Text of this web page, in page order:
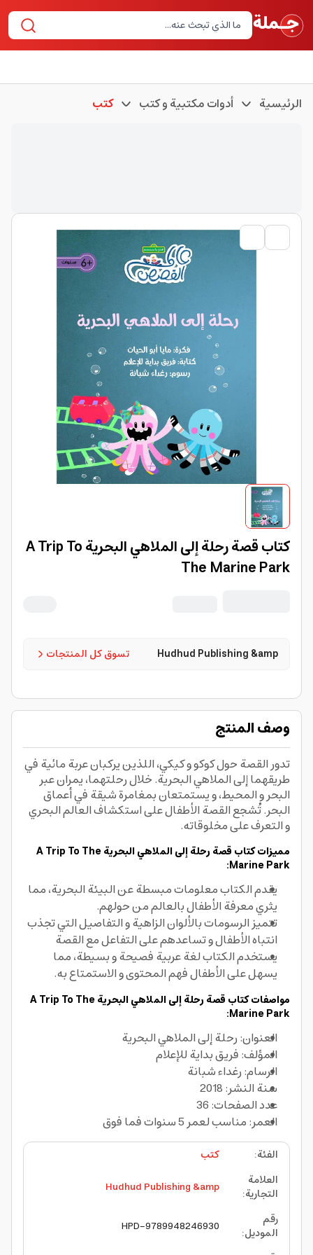
الرئيسية أدوات مكتبية و كتب كتب
كتاب قصة رحلة إلى الملاهي البحرية A Trip To
The Marine Park
تسوق كل المنتجات Hudhud Publishing &amp
وصف المنتج
تدور القصة حول كوكو و كيكي، اللذين يركبان عربة مائية في
طريقهما إلى الملاهي البحرية. خلال رحلتهما، يمران عبر
البحر و المحيط، و يستمتعان بمغامرة شيقة في أعماق
البحر. تُشجع القصة الأطفال على استكشاف العالم البحري
و التعرف على مخلوقاته.
مميزات كتاب قصة رحلة إلى الملاهي البحرية A Trip To The
Marine Park:
يقدم الكتاب معلومات مبسطة عن البيئة البحرية، مما
يثري معرفة الأطفال بالعالم من حولهم.
تتميز الرسومات بالألوان الزاهية و التفاصيل التي تجذب
انتباه الأطفال و تساعدهم على التفاعل مع القصة
يستخدم الكتاب لغة عربية فصيحة و بسيطة، مما
يسهل على الأطفال فهم المحتوى و الاستمتاع به.
مواصفات كتاب قصة رحلة إلى الملاهي البحرية A Trip To The
Marine Park:
العنوان: رحلة إلى الملاهي البحرية
المؤلف: فريق بداية للإعلام
الرسام: رغداء شبانة
سنة النشر: 2018
عدد الصفحات: 36
العمر: مناسب لعمر 5 سنوات فما فوق
الفئة:
كتب
العلامة
التجارية:
Hudhud Publishing &amp
رقم
الموديل:
HPD-9789948246930